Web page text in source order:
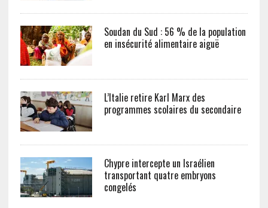
Soudan du Sud : 56 % de la population
en insécurité alimentaire aiguë
L’Italie retire Karl Marx des
programmes scolaires du secondaire
Chypre intercepte un Israélien
transportant quatre embryons
congelés